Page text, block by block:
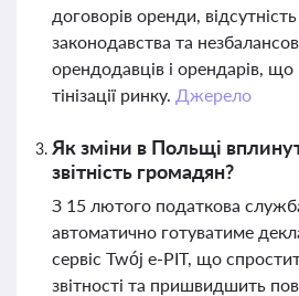
договорів оренди, відсутність
законодавства та
орендодавців і орендарів,
тінізації ринку. Джерело
Як зміни в Польщі
звітність громадян?
З 15 лютого податкова
автоматично готуватиме
сервіс Twój e-PIT, що
звітності та пришвидшить